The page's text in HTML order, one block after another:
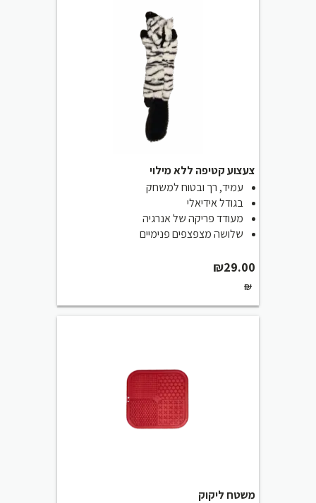
צעצוע קטיפה ללא מילוי
עמיד, רך ובטוח למשחק
בגודל אידיאלי
מעודד פריקה של אנרגיה
שלושה מצפצפים פנימיים
₪29.00
₪
משטח ליקוק